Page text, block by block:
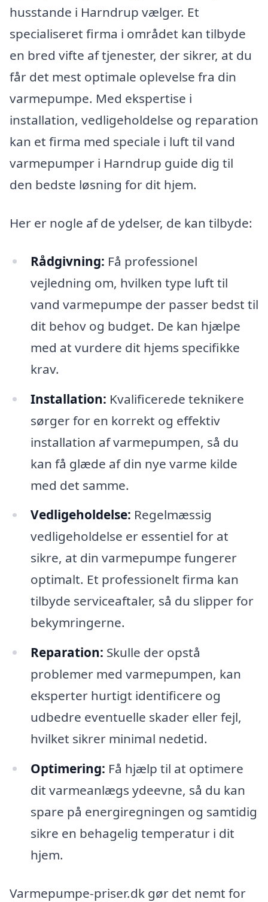
husstande i Harndrup vælger. Et
specialiseret firma i området kan tilbyde
en bred vifte af tjenester, der sikrer, at du
får det mest optimale oplevelse fra din
varmepumpe. Med ekspertise i
installation, vedligeholdelse og reparation
kan et firma med speciale i luft til vand
varmepumper i Harndrup guide dig til
den bedste løsning for dit hjem.
Her er nogle af de ydelser, de kan tilbyde:
Rådgivning: Få professionel
vejledning om, hvilken type luft til
vand varmepumpe der passer bedst til
dit behov og budget. De kan hjælpe
med at vurdere dit hjems specifikke
krav.
Installation: Kvalificerede teknikere
sørger for en korrekt og effektiv
installation af varmepumpen, så du
kan få glæde af din nye varme kilde
med det samme.
Vedligeholdelse: Regelmæssig
vedligeholdelse er essentiel for at
sikre, at din varmepumpe fungerer
optimalt. Et professionelt firma kan
tilbyde serviceaftaler, så du slipper for
bekymringerne.
Reparation: Skulle der opstå
problemer med varmepumpen, kan
eksperter hurtigt identificere og
udbedre eventuelle skader eller fejl,
hvilket sikrer minimal nedetid.
Optimering: Få hjælp til at optimere
dit varmeanlægs ydeevne, så du kan
spare på energiregningen og samtidig
sikre en behagelig temperatur i dit
hjem.
Varmepumpe-priser.dk gør det nemt for